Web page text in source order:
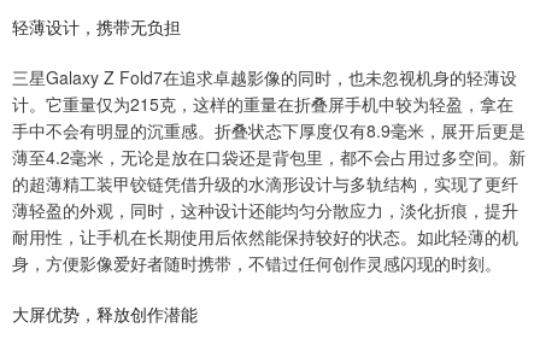
轻薄设计，携带无负担
三星Galaxy Z Fold7在追求卓越影像的同时，也未忽视机身的轻薄设
计。它重量仅为215克，这样的重量在折叠屏手机中较为轻盈，拿在
手中不会有明显的沉重感。折叠状态下厚度仅有8.9毫米，展开后更是
薄至4.2毫米，无论是放在口袋还是背包里，都不会占用过多空间。新
的超薄精工装甲铰链凭借升级的水滴形设计与多轨结构，实现了更纤
薄轻盈的外观，同时，这种设计还能均匀分散应力，淡化折痕，提升
耐用性，让手机在长期使用后依然能保持较好的状态。如此轻薄的机
身，方便影像爱好者随时携带，不错过任何创作灵感闪现的时刻。
大屏优势，释放创作潜能